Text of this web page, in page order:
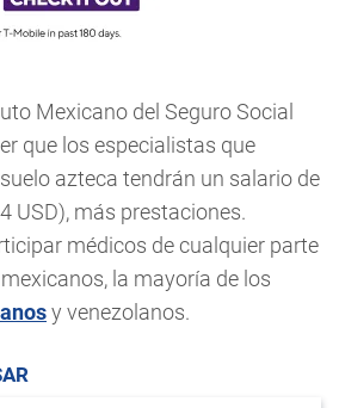
Mexicano del Seguro Social
que los especialistas que
azteca tendrán un salario de
USD), más prestaciones.
médicos de cualquier parte
la mayoría de los
y venezolanos.